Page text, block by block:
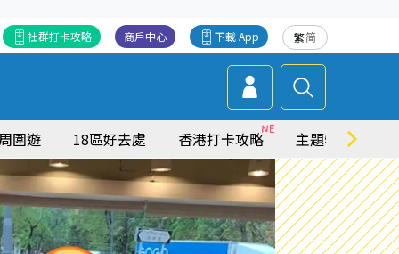
繁简
下載 App
商戶中心
社群打卡攻略
圍遊 18區好去處 香港打卡攻略 主題特集